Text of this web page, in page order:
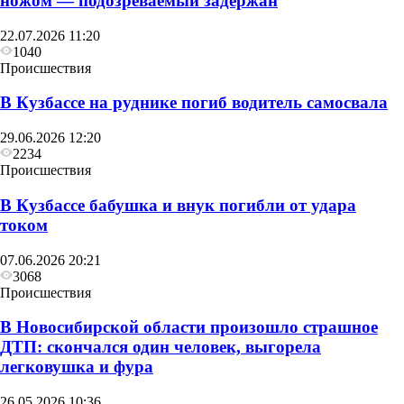
22.07.2026 11:20
1040
Происшествия
В Кузбассе на руднике погиб водитель самосвала
29.06.2026 12:20
2234
Происшествия
В Кузбассе бабушка и внук погибли от удара
током
07.06.2026 20:21
3068
Происшествия
В Новосибирской области произошло страшное
ДТП: скончался один человек, выгорела
легковушка и фура